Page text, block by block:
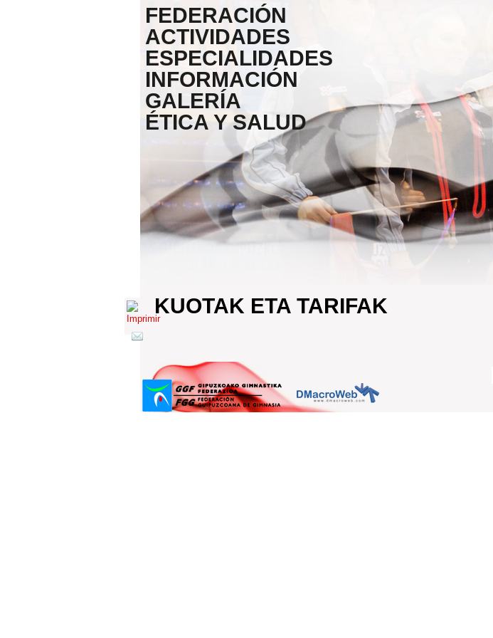
FEDERACIÓN
ACTIVIDADES
ESPECIALIDADES
INFORMACIÓN
GALERÍA
ÉTICA Y SALUD
KUOTAK ETA TARIFAK